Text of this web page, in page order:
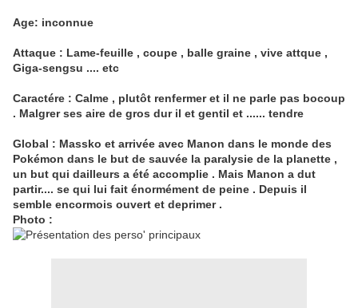
Age: inconnue
Attaque : Lame-feuille , coupe , balle graine , vive attque ,
Giga-sengsu .... etc
Caractére : Calme , plutôt renfermer et il ne parle pas bocoup
. Malgrer ses aire de gros dur il et gentil et ...... tendre
Global : Massko et arrivée avec Manon dans le monde des
Pokémon dans le but de sauvée la paralysie de la planette ,
un but qui dailleurs a été accomplie . Mais Manon a dut
partir.... se qui lui fait énormément de peine . Depuis il
semble encormois ouvert et deprimer .
Photo :